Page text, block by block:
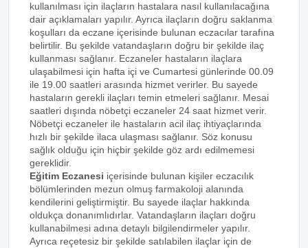
kullanılması için ilaçların hastalara nasıl kullanılacağına
dair açıklamaları yapılır. Ayrıca ilaçların doğru saklanma
koşulları da eczane içerisinde bulunan eczacılar tarafına
belirtilir. Bu şekilde vatandaşların doğru bir şekilde ilaç
kullanması sağlanır. Eczaneler hastaların ilaçlara
ulaşabilmesi için hafta içi ve Cumartesi günlerinde 00.09
ile 19.00 saatleri arasında hizmet verirler. Bu sayede
hastaların gerekli ilaçları temin etmeleri sağlanır. Mesai
saatleri dışında nöbetçi eczaneler 24 saat hizmet verir.
Nöbetçi eczaneler ile hastaların acil ilaç ihtiyaçlarında
hızlı bir şekilde ilaca ulaşması sağlanır. Söz konusu
sağlık olduğu için hiçbir şekilde göz ardı edilmemesi
gereklidir.
Eğitim Eczanesi içerisinde bulunan kişiler eczacılık
bölümlerinden mezun olmuş farmakoloji alanında
kendilerini geliştirmiştir. Bu sayede ilaçlar hakkında
oldukça donanımlıdırlar. Vatandaşların ilaçları doğru
kullanabilmesi adına detaylı bilgilendirmeler yapılır.
Ayrıca reçetesiz bir şekilde satılabilen ilaçlar için de